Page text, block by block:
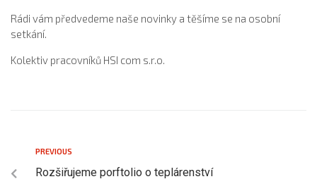
Rádi vám předvedeme naše novinky a těšíme se na osobní
setkání.
Kolektiv pracovníků HSI com s.r.o.
PREVIOUS
Rozšiřujeme porftolio o teplárenství